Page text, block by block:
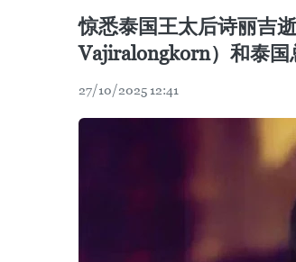
惊悉泰国王太后诗丽吉
Vajiralongkorn）和泰国
27/10/2025 12:41